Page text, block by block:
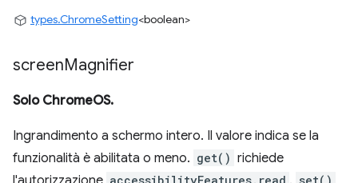
types.ChromeSetting<boolean>
screenMagnifier
Solo ChromeOS.
Ingrandimento a schermo intero. Il valore indica se la
funzionalità è abilitata o meno. get() richiede